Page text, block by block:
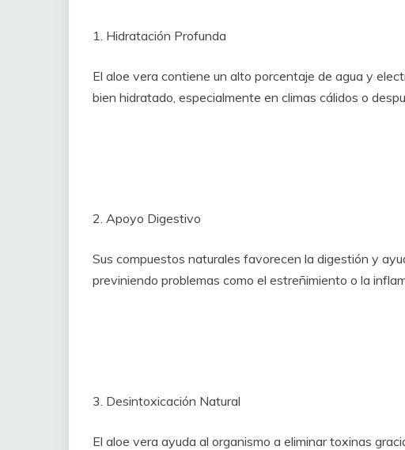
1. Hidratación Profunda
El aloe vera contiene un alto porcentaje de agua y
bien hidratado, especialmente en climas cálidos o
2. Apoyo Digestivo
Sus compuestos naturales favorecen la digestión y
previniendo problemas como el estreñimiento o la
3. Desintoxicación Natural
El aloe vera ayuda al organismo a eliminar toxinas